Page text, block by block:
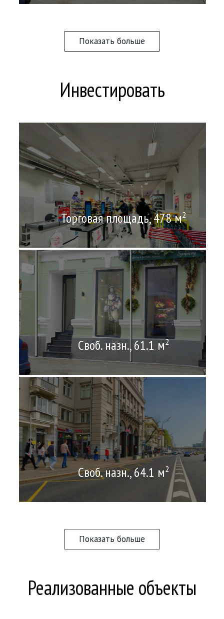
Показать больше
Инвестировать
Торговая площадь, 478 м2
Своб. назн., 61.1 м2
Своб. назн., 64.1 м2
Показать больше
Реализованные объекты